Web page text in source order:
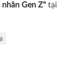
Gen Z" tại